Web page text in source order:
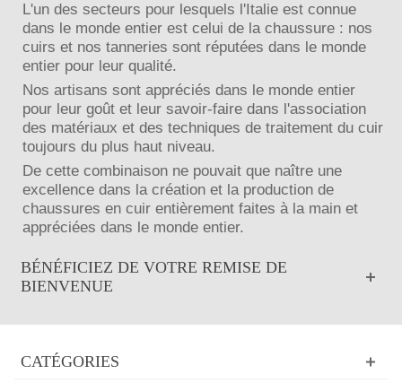
L'un des secteurs pour lesquels l'Italie est connue
dans le monde entier est celui de la chaussure : nos
cuirs et nos tanneries sont réputées dans le monde
entier pour leur qualité.
Nos artisans sont appréciés dans le monde entier
pour leur goût et leur savoir-faire dans l'association
des matériaux et des techniques de traitement du cuir
toujours du plus haut niveau.
De cette combinaison ne pouvait que naître une
excellence dans la création et la production de
chaussures en cuir entièrement faites à la main et
appréciées dans le monde entier.
BÉNÉFICIEZ DE VOTRE REMISE DE
BIENVENUE
CATÉGORIES